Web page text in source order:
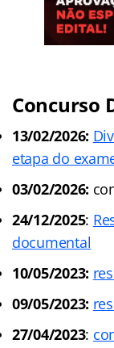
Concurso
13/02/2026:
etapa do
03/02/2026:
24/12/2025:
documental
10/05/2023:
09/05/2023:
27/04/2023: